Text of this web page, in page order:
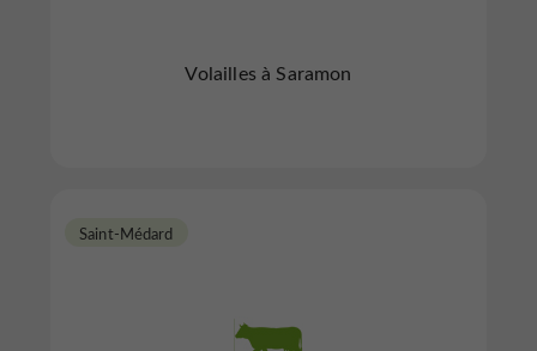
Volailles à Saramon
Saint-Médard